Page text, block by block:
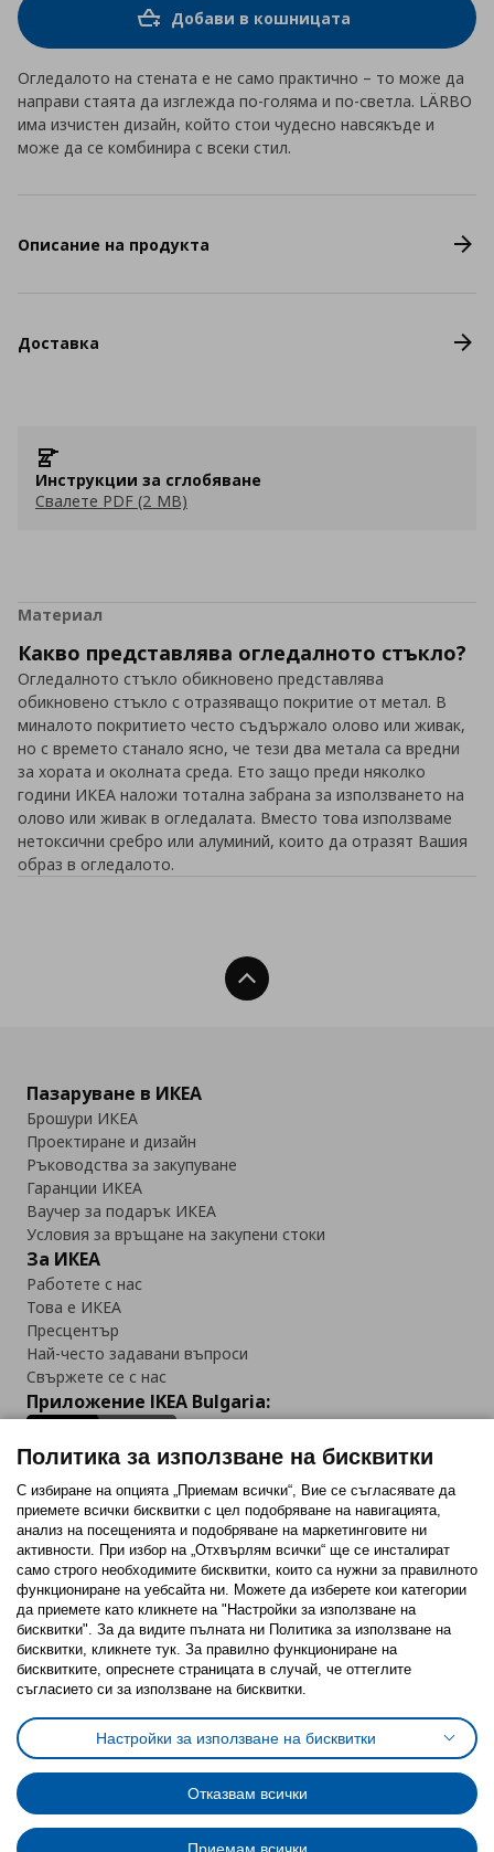
Добави в кошницата
Огледалото на стената е не само практично – то може да
направи стаята да изглежда по-голяма и по-светла. LÄRBO
има изчистен дизайн, който стои чудесно навсякъде и
може да се комбинира с всеки стил.
Описание на продукта
Доставка
Инструкции за сглобяване
Свалете PDF (2 MB)
Материал
Какво представлява огледалното стъкло?
Огледалното стъкло обикновено представлява
обикновено стъкло с отразяващо покритие от метал. В
миналото покритието често съдържало олово или живак,
но с времето станало ясно, че тези два метала са вредни
за хората и околната среда. Ето защо преди няколко
години ИКЕА наложи тотална забрана за използването на
олово или живак в огледалата. Вместо това използваме
нетоксични сребро или алуминий, които да отразят Вашия
образ в огледалото.
Нагоре
Пазаруване в ИКЕА
Брошури ИКЕА
Проектиране и дизайн
Ръководства за закупуване
Гаранции ИКЕА
Ваучер за подарък ИКЕА
Условия за връщане на закупени стоки
За ИКЕА
Работете с нас
Това е ИКЕА
Пресцентър
Най-често задавани въпроси
Свържете се с нас
Приложение IKEA Bulgaria:
Последвайте ни:
FacebookTwitterYoutubePinterestInstagram
Политика за използване на бисквитки (Cookies)
Избор на настройки за използване на бисквитки
Условия за ползване на ikea.bgОбща политика за личните данни
Политика за защита на личните данни на ikea.bg
Общи условия на програма IKEA Family
Политика за защита на лични данни на програма IKEA Family
Политика за използване на бисквитки
С избиране на опцията „Приемам всички“, Вие се съгласявате да
приемете всички бисквитки с цел подобряване на навигацията,
анализ на посещенията и подобряване на маркетинговите ни
активности. При избор на „Отхвърлям всички“ ще се инсталират
само строго необходимитe бисквитки, които са нужни за правилното
функциониране на уебсайта ни. Можете да изберете кои категории
да приемете като кликнете на "Настройки за използване на
бисквитки". За да видите пълната ни Политика за използване на
бисквитки, кликнете тук. За правилно функциониране на
бисквитките, опреснете страницата в случай, че оттеглите
съгласието си за използване на бисквитки.
Настройки за използване на бисквитки
Отказвам всички